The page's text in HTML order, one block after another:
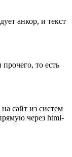
анкор, и текст
то есть
сайт из систем
через html-